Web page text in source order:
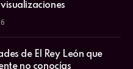
de El Rey León que
no conocías